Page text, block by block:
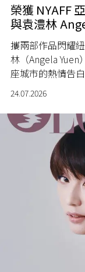
榮獲 NYAFF
與袁澧林
攜兩部作品閃耀
林（Angela
座城市的熱情告白
24.07.2026